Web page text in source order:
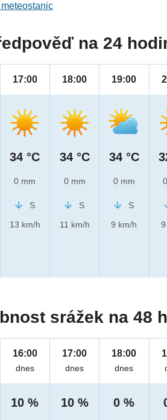
meteostanic
na 24
17:00
34 °C
0 mm
S
13 km/h
18:00
34 °C
0 mm
S
11 km/h
19:00
34 °C
0 mm
S
9 km/h
srážek na 48
16:00
dnes
10 %
17:00
dnes
10 %
18:00
dnes
0 %